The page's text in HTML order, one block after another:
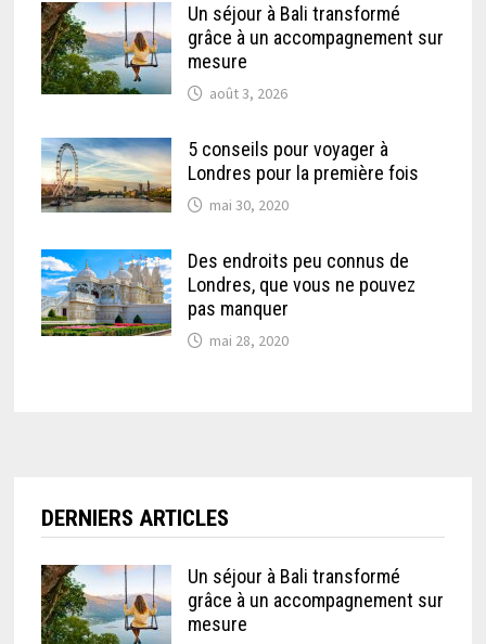
Un séjour à Bali transformé
grâce à un accompagnement sur
mesure
août 3, 2026
5 conseils pour voyager à
Londres pour la première fois
mai 30, 2020
Des endroits peu connus de
Londres, que vous ne pouvez
pas manquer
mai 28, 2020
DERNIERS ARTICLES
Un séjour à Bali transformé
grâce à un accompagnement sur
mesure